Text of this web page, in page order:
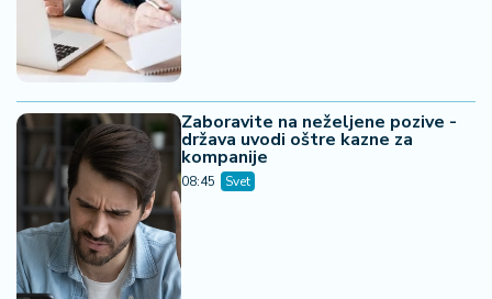
Zaboravite na neželjene pozive -
država uvodi oštre kazne za
kompanije
08:45 Svet